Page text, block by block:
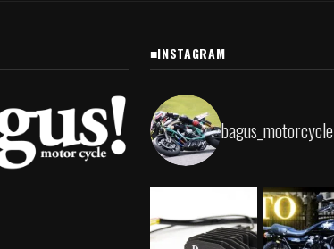
■INSTAGRAM
bagus_motorcycle